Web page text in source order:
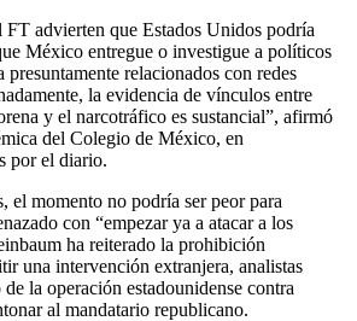
FT advierten que Estados Unidos podría
México entregue o investigue a políticos
relacionados con redes
la evidencia de vínculos entre
y el narcotráfico es sustancial”, afirmó
del Colegio de México, en
por el diario.
el momento no podría ser peor para
con “empezar ya a atacar a los
ha reiterado la prohibición
una intervención extranjera, analistas
la operación estadounidense contra
al mandatario republicano.